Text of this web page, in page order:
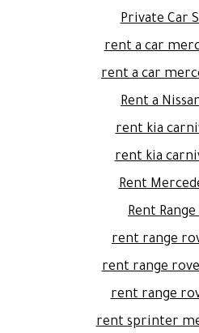
Private Car
rent a car
rent a car
Rent a
rent kia
rent kia
Rent
Rent
rent range
rent range
rent range
rent sprinter